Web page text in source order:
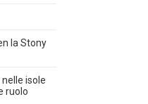
la Stony
isole
ruolo